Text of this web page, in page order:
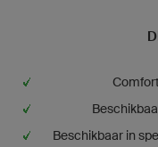
Beschikbaar in